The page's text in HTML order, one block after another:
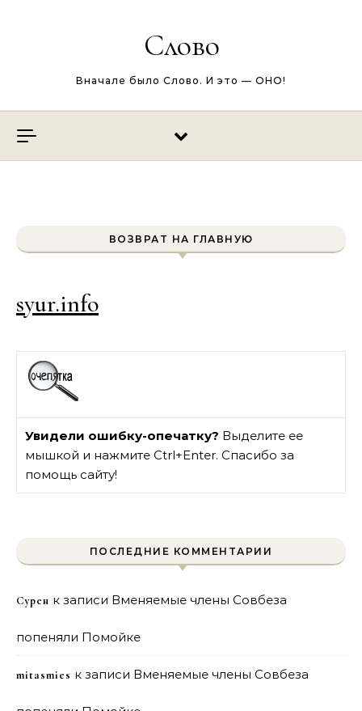
Слово
Вначале было Слово. И это — ОНО!
ВОЗВРАТ НА ГЛАВНУЮ
syur.info
Увидели ошибку-опечатку? Выделите ее
мышкой и нажмите Ctrl+Enter. Спасибо за
помощь сайту!
ПОСЛЕДНИЕ КОММЕНТАРИИ
Сурен к записи Вменяемые члены Совбеза
попеняли Помойке
mitasmies к записи Вменяемые члены Совбеза